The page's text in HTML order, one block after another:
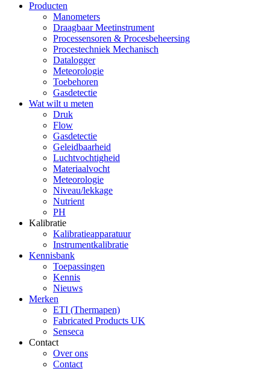
Producten
Manometers
Draagbaar Meetinstrument
Processensoren & Procesbeheersing
Procestechniek Mechanisch
Datalogger
Meteorologie
Toebehoren
Gasdetectie
Wat wilt u meten
Druk
Flow
Gasdetectie
Geleidbaarheid
Luchtvochtigheid
Materiaalvocht
Meteorologie
Niveau/lekkage
Nutrient
PH
Kalibratie
Kalibratieapparatuur
Instrumentkalibratie
Kennisbank
Toepassingen
Kennis
Nieuws
Merken
ETI (Thermapen)
Fabricated Products UK
Senseca
Contact
Over ons
Contact